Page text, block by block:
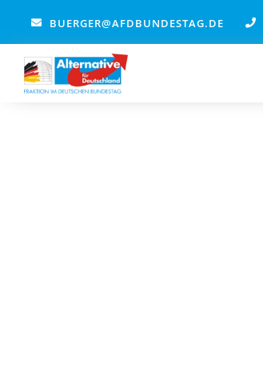
springen
BUERGER@AFDBUNDESTAG.DE